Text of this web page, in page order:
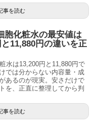
事を読む
胞化粧水の最安値は
11,880円の違いを正
水は13,200円と11,880円で
では分からない内容量・成
あるのが現実。安さだけで
を、正直に整理してから判
事を読む